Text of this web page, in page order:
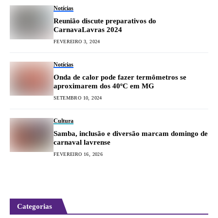
Notícias
Reunião discute preparativos do
CarnavaLavras 2024
FEVEREIRO 3, 2024
Notícias
Onda de calor pode fazer termômetros se
aproximarem dos 40ºC em MG
SETEMBRO 10, 2024
Cultura
Samba, inclusão e diversão marcam domingo de
carnaval lavrense
FEVEREIRO 16, 2026
Categorias